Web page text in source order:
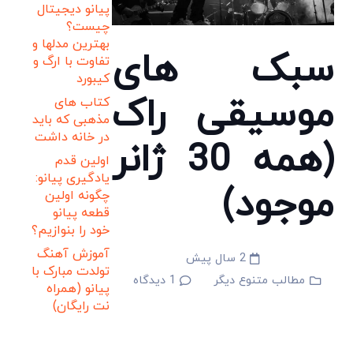
سبک های
موسیقی راک
(همه 30 ژانر
موجود)
2 سال پیش
مطالب متنوع دیگر
1 دیدگاه
پیانو دیجیتال
چیست؟
بهترین مدلها و
تفاوت با ارگ و
کیبورد
کتاب های
مذهبی که باید
در خانه داشت
اولین قدم
یادگیری پیانو:
چگونه اولین
قطعه پیانو
خود را بنوازیم؟
آموزش آهنگ
تولدت مبارک با
پیانو (همراه
نت رایگان)